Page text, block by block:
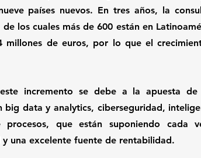
países nuevos. En tres años, la
los cuales más de 600 están en
millones de euros, por lo que el
incremento se debe a la apuesta
big data y analytics, ciberseguridad,
procesos, que están suponiendo cada
una excelente fuente de rentabilidad.